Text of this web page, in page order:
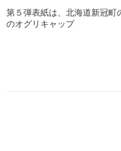
第５弾表紙は、北海道新冠町
のオグリキャップ